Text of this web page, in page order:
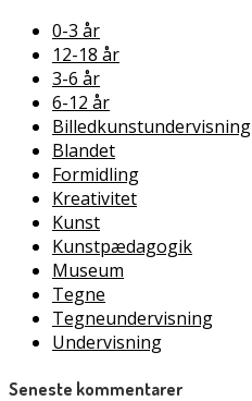
0-3 år
12-18 år
3-6 år
6-12 år
Billedkunstundervisning
Blandet
Formidling
Kreativitet
Kunst
Kunstpædagogik
Museum
Tegne
Tegneundervisning
Undervisning
Seneste kommentarer